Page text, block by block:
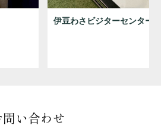
伊豆わさビジターセンター
問い合わせ